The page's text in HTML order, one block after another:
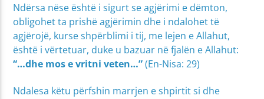
Ndërsa nëse është i sigurt se agjërimi e dëmton,
obligohet ta prishë agjërimin dhe i ndalohet të
agjërojë, kurse shpërblimi i tij, me lejen e Allahut,
është i vërtetuar, duke u bazuar në fjalën e Allahut:
“…dhe mos e vritni veten…”(En-Nisa: 29)
Ndalesa këtu përfshin marrjen e shpirtit si dhe